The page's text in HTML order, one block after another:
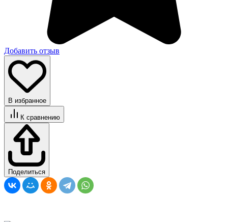
Добавить отзыв
В избранное
К сравнению
Поделиться